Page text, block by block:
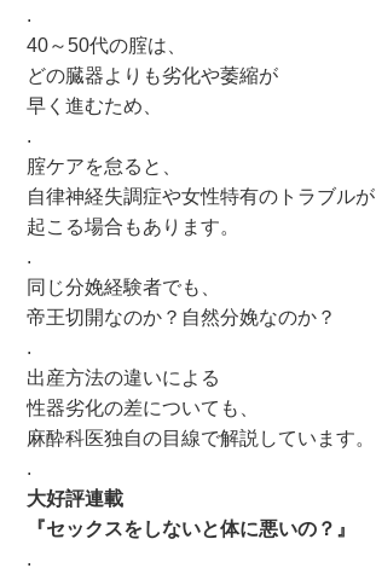
.
40～50代の腟は、
どの臓器よりも劣化や萎縮が
早く進むため、
.
腟ケアを怠ると、
自律神経失調症や女性特有のトラブルが
起こる場合もあります。
.
同じ分娩経験者でも、
帝王切開なのか？自然分娩なのか？
.
出産方法の違いによる
性器劣化の差についても、
麻酔科医独自の目線で解説しています。
.
大好評連載
『セックスをしないと体に悪いの？』
.